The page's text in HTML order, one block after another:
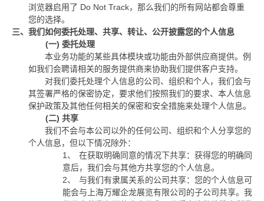
浏览器启用了 Do Not Track，那么我们的所有网站都会尊重
您的选择。
三、我们如何委托处理、共享、转让、公开披露您的个人信息
(一) 委托处理
本业务功能的某些具体模块或功能由外部供应商提供。例
如我们会聘请相关的服务提供商来协助我们提供客户支持。
对我们委托处理个人信息的公司、组织和个人，我们会与
其签署严格的保密协定，要求他们按照我们的要求、本人信息
保护政策及其他任何相关的保密和安全措施来处理个人信息。
(二) 共享
我们不会与本公司以外的任何公司、组织和个人分享您的
个人信息，但以下情况除外：
1、
在获取明确同意的情况下共享：获得您的明确同
意后，我们会与其他方共享您的个人信息。
2、
与我们有隶属关系的公司共享：您的个人信息可
能会与上海万耀企龙展览有限公司的子公司共享。我